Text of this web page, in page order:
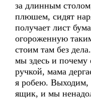
за длинным
плюшем, сидят
получает лист
огороженную
стоим там без
мы здесь и почему
ручкой, мама
я робею. Выходим,
ящик, и мы